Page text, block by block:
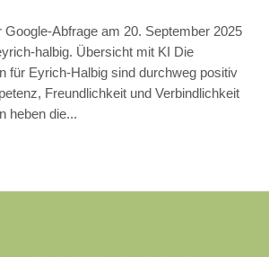
Google-Abfrage am 20. September 2025
halbig. Übersicht mit KI Die
für Eyrich-Halbig sind durchweg positiv
Freundlichkeit und Verbindlichkeit
heben die...